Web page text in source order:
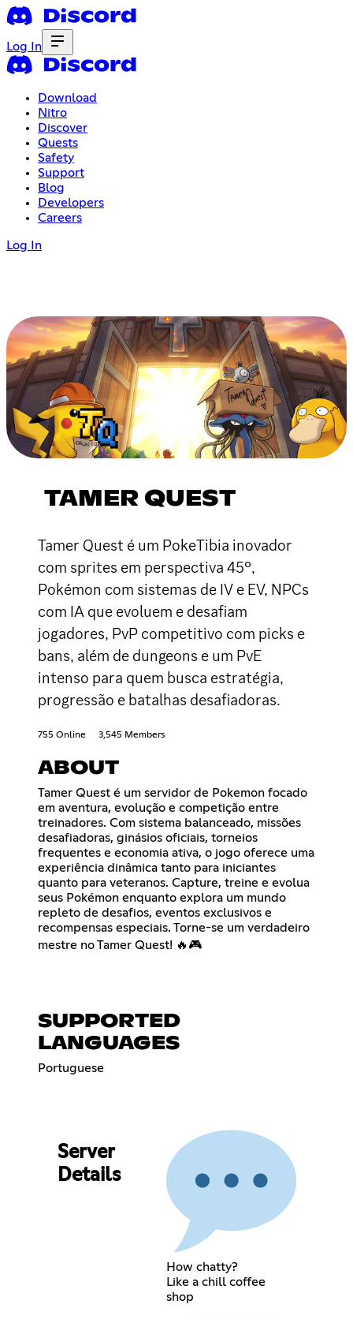
Log In
Download
Nitro
Discover
Quests
Safety
Support
Blog
Developers
Careers
Log In
TAMER QUEST
Tamer Quest é um PokeTibia inovador
com sprites em perspectiva 45°,
Pokémon com sistemas de IV e EV, NPCs
com IA que evoluem e desafiam
jogadores, PvP competitivo com picks e
bans, além de dungeons e um PvE
intenso para quem busca estratégia,
progressão e batalhas desafiadoras.
755 Online 3,545 Members
ABOUT
Tamer Quest é um servidor de Pokemon focado
em aventura, evolução e competição entre
treinadores. Com sistema balanceado, missões
desafiadoras, ginásios oficiais, torneios
frequentes e economia ativa, o jogo oferece uma
experiência dinâmica tanto para iniciantes
quanto para veteranos. Capture, treine e evolua
seus Pokémon enquanto explora um mundo
repleto de desafios, eventos exclusivos e
recompensas especiais. Torne-se um verdadeiro
mestre no Tamer Quest! 🔥🎮
SUPPORTED
LANGUAGES
Portuguese
Server
Details
How chatty?
Like a chill coffee
shop